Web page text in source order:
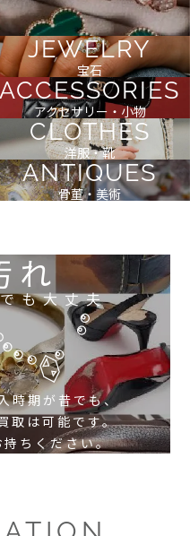
JEWELRY
宝石
ACCESSORIES
アクセサリー・小物
CLOTHES
洋服・靴
ANTIQUES
骨董・美術
れ
も大丈夫
時期が昔でも、
取は可能です。
ちください。